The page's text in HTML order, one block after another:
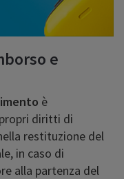
e
è
diritti di
restituzione del
in caso di
alla partenza del